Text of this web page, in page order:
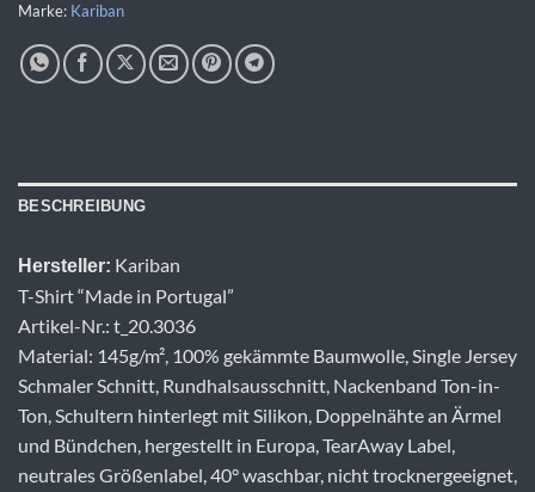
Marke: Kariban
BESCHREIBUNG
Hersteller: Kariban
T-Shirt “Made in Portugal”
Artikel-Nr.: t_20.3036
Material: 145g/m², 100% gekämmte Baumwolle, Single Jersey
Schmaler Schnitt, Rundhalsausschnitt, Nackenband Ton-in-
Ton, Schultern hinterlegt mit Silikon, Doppelnähte an Ärmel
und Bündchen, hergestellt in Europa, TearAway Label,
neutrales Größenlabel, 40° waschbar, nicht trocknergeeignet,